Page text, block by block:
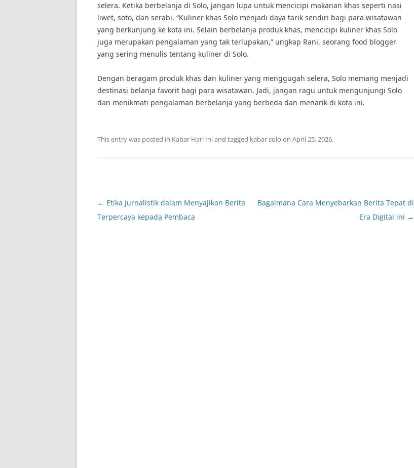
selera. Ketika berbelanja di Solo, jangan lupa untuk mencicipi makanan khas seperti nasi
liwet, soto, dan serabi. “Kuliner khas Solo menjadi daya tarik sendiri bagi para wisatawan
yang berkunjung ke kota ini. Selain berbelanja produk khas, mencicipi kuliner khas Solo
juga merupakan pengalaman yang tak terlupakan,” ungkap Rani, seorang food blogger
yang sering menulis tentang kuliner di Solo.
Dengan beragam produk khas dan kuliner yang menggugah selera, Solo memang menjadi
destinasi belanja favorit bagi para wisatawan. Jadi, jangan ragu untuk mengunjungi Solo
dan menikmati pengalaman berbelanja yang berbeda dan menarik di kota ini.
This entry was posted in Kabar Hari Iniand tagged kabar solo on April 25, 2026.
Post
navigation
← Etika Jurnalistik dalam Menyajikan Berita
Terpercaya kepada Pembaca
Bagaimana Cara Menyebarkan Berita Tepat di
Era Digital ini →